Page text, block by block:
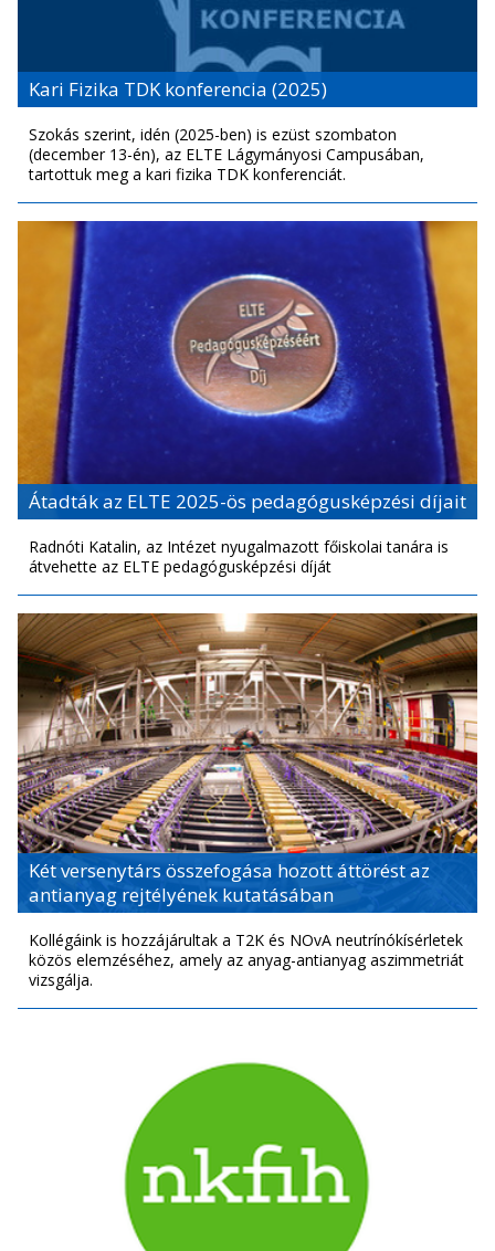
Kari Fizika TDK konferencia (2025)
Szokás szerint, idén (2025-ben) is ezüst szombaton
(december 13-én), az ELTE Lágymányosi Campusában,
tartottuk meg a kari fizika TDK konferenciát.
Átadták az ELTE 2025-ös pedagógusképzési díjait
Radnóti Katalin, az Intézet nyugalmazott főiskolai tanára is
átvehette az ELTE pedagógusképzési díját
Két versenytárs összefogása hozott áttörést az
antianyag rejtélyének kutatásában
Kollégáink is hozzájárultak a T2K és NOvA neutrínókísérletek
közös elemzéséhez, amely az anyag-antianyag aszimmetriát
vizsgálja.